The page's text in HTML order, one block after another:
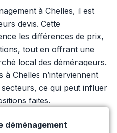
à Chelles, il est
devis. Cette
les différences de prix,
tout en offrant une
local des déménageurs.
à Chelles n’interviennent
ce qui peut influer
faites.
déménagement